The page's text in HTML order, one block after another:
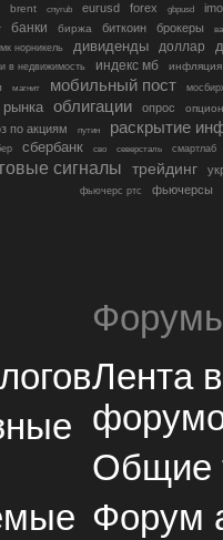
brent cnyrub eurusd forex gbpusd
банки биржа биткоин брокеры
норникель
дивиденды доллар
в недвижимость индекс мб
инфляция
магнит мобильный пост
рынка облигации опрос
по акциям путин раскрытие
сбербанк сво северсталь смартлаб
сигналы трейдинг
фьючерс ртс фьючерсы
Лента
Общие
Форум